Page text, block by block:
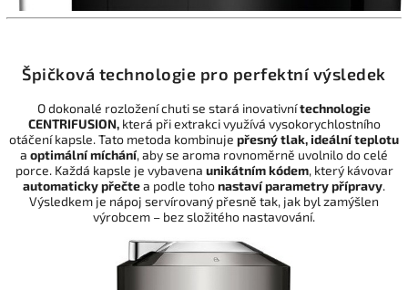
Špičková technologie pro perfektní výsledek
O dokonalé rozložení chuti se stará inovativnítechnologie
CENTRIFUSION,která při extrakci využívá vysokorychlostního
otáčení kapsle. Tato metoda kombinuje přesný tlak,ideální teplotu
a optimálnímíchání, aby se aroma rovnoměrně uvolnilo do celé
porce. Každá kapsle je vybavena unikátním kódem, který kávovar
automaticky přečtea podle tohonastaví parametry přípravy.
Výsledkem je nápoj servírovaný přesně tak, jak byl zamýšlen
výrobcem – bez složitého nastavování.